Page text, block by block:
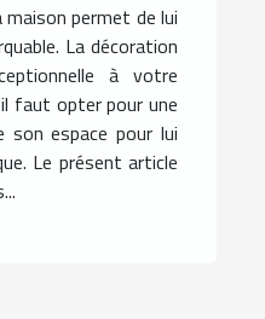
maison permet de lui
La décoration
à votre
faut opter pour une
son espace pour lui
Le présent article